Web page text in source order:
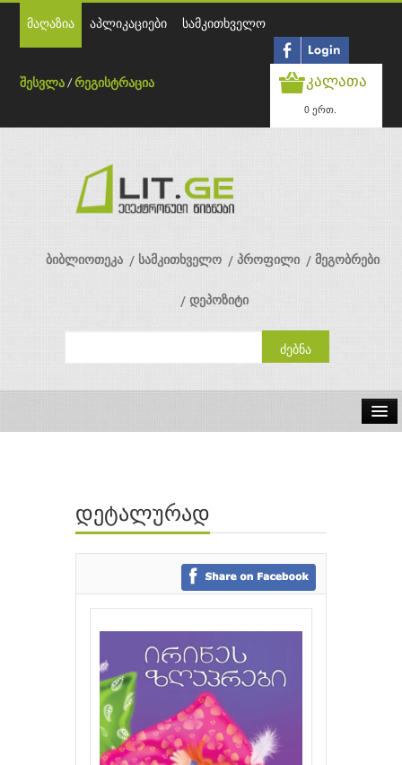
მაღაზია აპლიკაციები სამკითხველო
შესვლა /რეგისტრაცია კალათა
0 ერთ.
ბიბლიოთეკა სამკითხველო პროფილი მეგობრები
დეპოზიტი
ავტორები
გამომცემლობები
დეტალურად